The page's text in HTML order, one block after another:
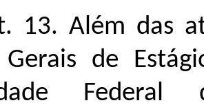
13. Além das
Gerais de